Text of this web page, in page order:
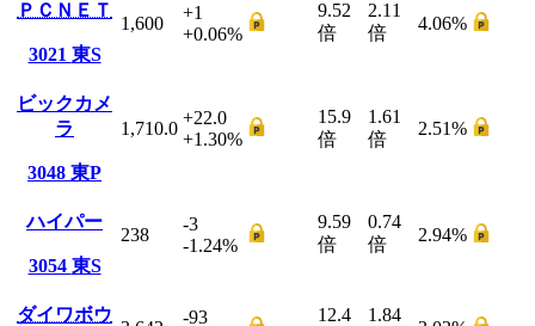
ＰＣＮＥＴ
3021 東S
1,600
+1
+0.06%
9.52
倍
2.11
倍
4.06%
ビックカメ
ラ
3048 東P
1,710.0
+22.0
+1.30%
15.9
倍
1.61
倍
2.51%
ハイパー
3054 東S
238
-3
-1.24%
9.59
倍
0.74
倍
2.94%
ダイワボウ
-93
12.4
1.84